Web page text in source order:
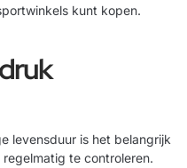
kunt kopen.
levensduur is het belangrijk
te controleren.